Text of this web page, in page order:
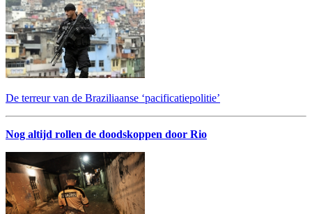
De terreur van de Braziliaanse ‘pacificatiepolitie’
Nog altijd rollen de doodskoppen door Rio